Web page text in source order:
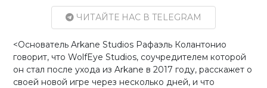
ЧИТАЙТЕ НАС В TELEGRAM
<Основатель Arkane Studios Рафаэль Колантонио
говорит, что WolfEye Studios, соучредителем которой
он стал после ухода из Arkane в 2017 году, расскажет о
своей новой игре через несколько дней, и что